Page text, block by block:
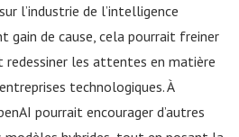
l’industrie de l’intelligence
gain de cause, cela pourrait freiner
redessiner les attentes en matière
technologiques. À
pourrait encourager d’autres